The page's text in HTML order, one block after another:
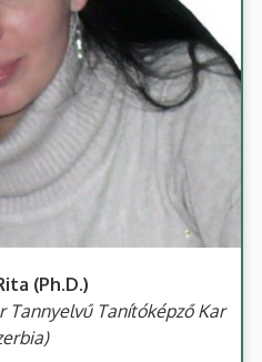
(Ph.D.)
Tannyelvű Tanítóképző Kar